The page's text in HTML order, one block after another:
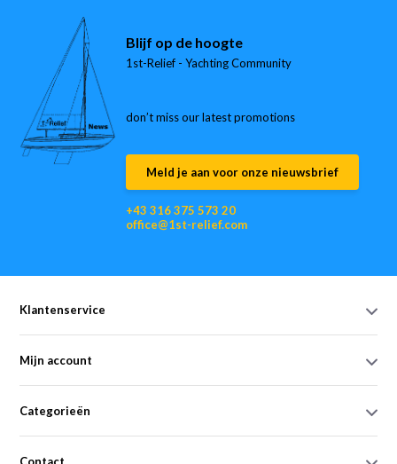
Blijf op de hoogte
1st-Relief - Yachting Community
don’t miss our latest promotions
Meld je aan voor onze nieuwsbrief
+43 316 375 573 20
office@1st-relief.com
Klantenservice
Mijn account
Categorieën